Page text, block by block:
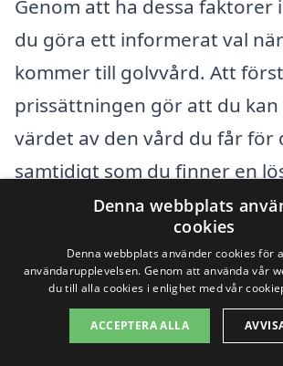
Genom att ha dessa faktorer
du göra ett informerat val
kommer till golvvård. Att
prissättningen gör att du kan
värdet av den vård du får för
samtidigt som du finner en
passar din budget. Kom
golvvården inte bara
utseendet på ditt hem, utan
förlänger livslängden på ditt
Denna webbplats
cookies
Denna webbplats använder cookies för
användarupplevelsen. Genom att använda vår
du till alla cookies i enlighet med vår
ACCEPTERA ALLA